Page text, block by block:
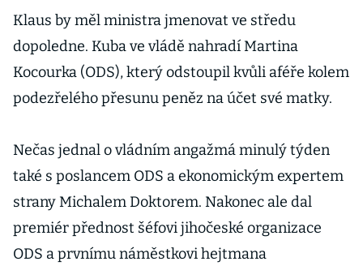
Klaus by měl ministra jmenovat ve středu
dopoledne. Kuba ve vládě nahradí Martina
Kocourka (ODS), který odstoupil kvůli aféře kolem
podezřelého přesunu peněz na účet své matky.
Nečas jednal o vládním angažmá minulý týden
také s poslancem ODS a ekonomickým expertem
strany Michalem Doktorem. Nakonec ale dal
premiér přednost šéfovi jihočeské organizace
ODS a prvnímu náměstkovi hejtmana